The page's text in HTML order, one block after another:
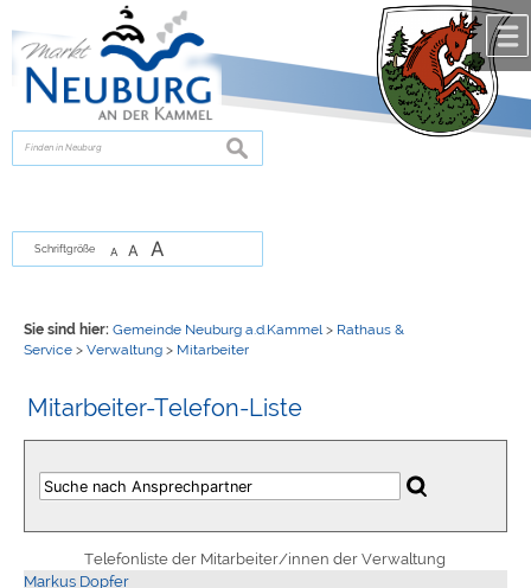
zur Navigationoder
springen.
suchen
Schriftgröße A A A
Sie sind hier: Gemeinde Neuburg a.d.Kammel > Rathaus &
Service> Verwaltung> Mitarbeiter
Mitarbeiter-Telefon-Liste
Telefonliste der Mitarbeiter/innen der Verwaltung
Markus Dopfer